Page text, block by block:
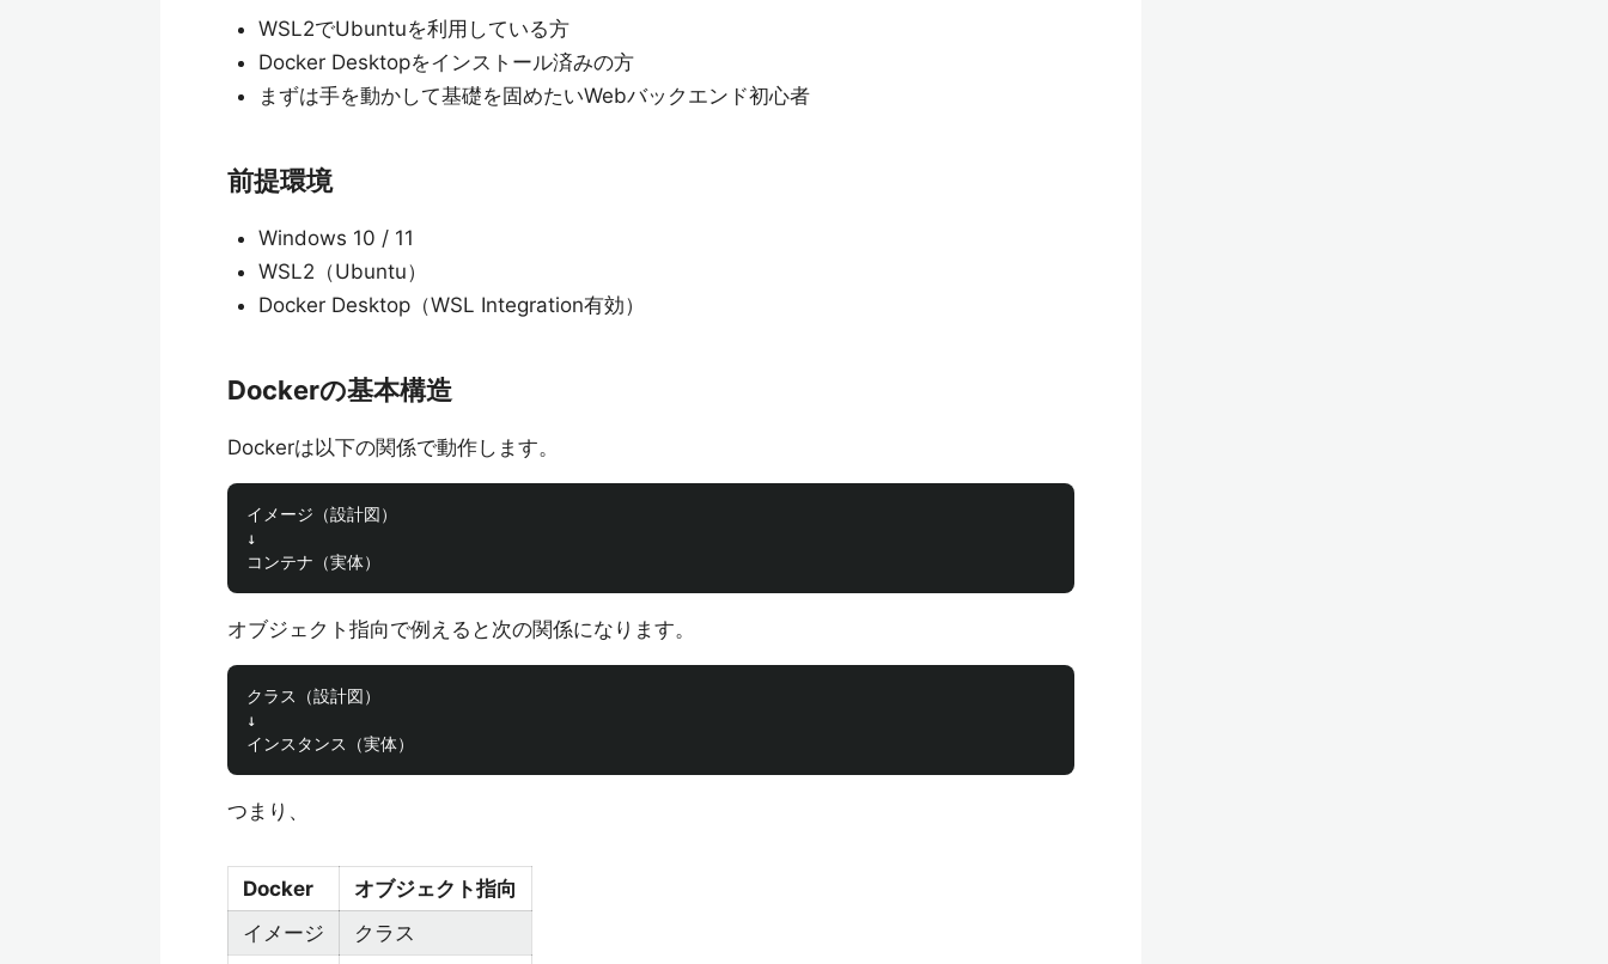
WSL2でUbuntuを利用している方
Docker Desktopをインストール済みの方
まずは手を動かして基礎を固めたいWebバックエンド初心者
前提環境
Windows 10 / 11
WSL2（Ubuntu）
Docker Desktop（WSL Integration有効）
Dockerの基本構造
Dockerは以下の関係で動作します。
イメージ（設計図）
↓
オブジェクト指向で例えると次の関係になります。
クラス（設計図）
↓
つまり、
Docker
オブジェクト指向
イメージ
クラス